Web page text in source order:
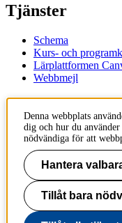
Tjänster
Schema
Kurs- och
Lärplattformen
Webbmejl
KTH
100 44 Stockholm
+46 8 790 60 00
Kontakta KTH
Jobba på KTH
Press och media
Denna webbplats
dig och hur du
nödvändiga för att
Hantera
Tillåt bara